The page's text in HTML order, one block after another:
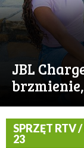
JBL
SPRZĘT RTV
23